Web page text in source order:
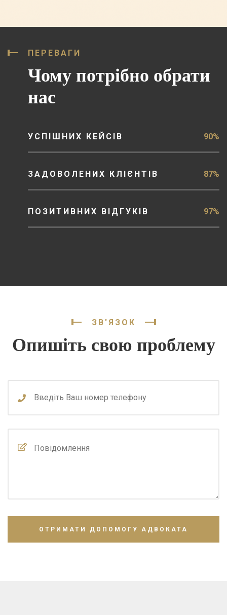
ПЕРЕВАГИ
Чому потрібно обрати
нас
УСПІШНИХ КЕЙСІВ 90%
ЗАДОВОЛЕНИХ КЛІЄНТІВ 87%
ПОЗИТИВНИХ ВІДГУКІВ 97%
ЗВ'ЯЗОК
Опишіть свою проблему